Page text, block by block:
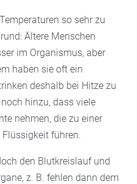
so sehr zu
Ältere Menschen
im Organismus, aber
haben sie oft ein
deshalb bei Hitze zu
hinzu, dass viele
nehmen, die zu einer
führen.
den Blutkreislauf und
z. B. fehlen dann dem